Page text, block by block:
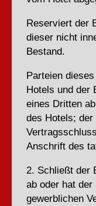
Reserviert der
dieser nicht
Bestand.
Parteien
Hotels und der
eines Dritten
des Hotels;
Anschrift des
2. Schließt der
ab oder hat
gewerblichen